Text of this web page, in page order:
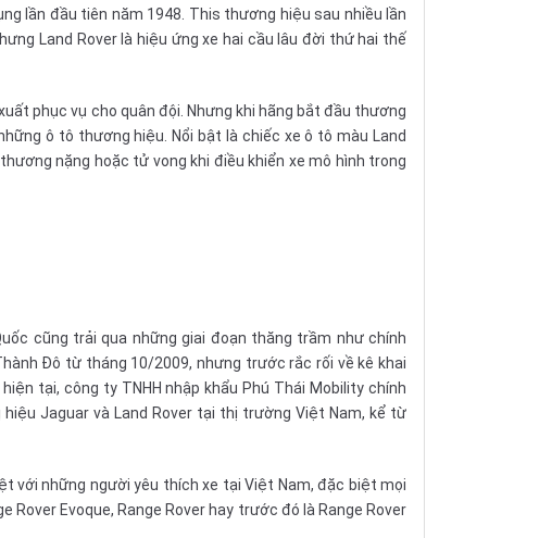
lần đầu tiên năm 1948. This thương hiệu sau nhiều lần
Land Rover là hiệu ứng xe hai cầu lâu đời thứ hai thế
phục vụ cho quân đội. Nhưng khi hãng bắt đầu thương
ô tô thương hiệu. Nổi bật là chiếc xe ô tô màu Land
nặng hoặc tử vong khi điều khiển xe mô hình trong
cũng trải qua những giai đoạn thăng trầm như chính
Đô từ tháng 10/2009, nhưng trước rắc rối về kê khai
tại, công ty TNHH nhập khẩu Phú Thái Mobility chính
Jaguar và Land Rover tại thị trường Việt Nam, kể từ
với những người yêu thích xe tại Việt Nam, đặc biệt mọi
Evoque, Range Rover hay trước đó là Range Rover